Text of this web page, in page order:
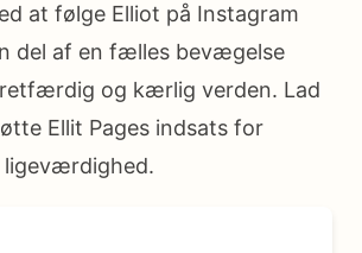
at følge Elliot på Instagram
del af en fælles bevægelse
og kærlig verden. Lad
Ellit Pages indsats for